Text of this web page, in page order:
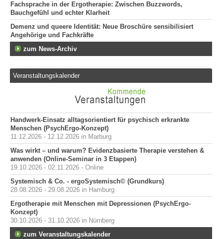
Fachsprache in der Ergotherapie: Zwischen Buzzwords,
Bauchgefühl und echter Klarheit
Demenz und queere Identität: Neue Broschüre sensibilisiert
Angehörige und Fachkräfte
zum News-Archiv
Veranstaltungskalender
Handwerk-Einsatz alltagsorientiert für psychisch erkrankte
Menschen (PsychErgo-Konzept)
11.12.2026 - 12.12.2026 in Marburg
Was wirkt – und warum? Evidenzbasierte Therapie verstehen &
anwenden (Online-Seminar in 3 Etappen)
19.10.2026 - 02.11.2026 - Online
Systemisch & Co. - ergoSystemisch© (Grundkurs)
28.08.2026 - 29.08.2026 in Hamburg
Ergotherapie mit Menschen mit Depressionen (PsychErgo-
Konzept)
30.10.2026 - 31.10.2026 in Nürnberg
zum Veranstaltungskalender